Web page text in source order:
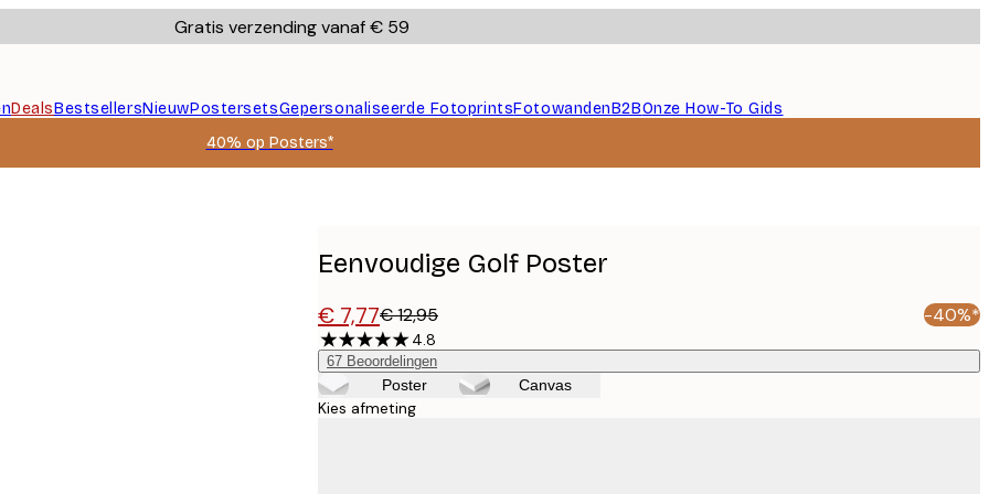
Gratis verzending vanaf € 59
DealsBestsellersNieuwPostersetsGepersonaliseerde FotoprintsFotowandenB2BOnze How-To Gids
40% op Posters*
Eenvoudige Golf Poster
€ 7,77€ 12,95 -40%*
4.8
67 Beoordelingen
Poster Canvas
Kies afmeting